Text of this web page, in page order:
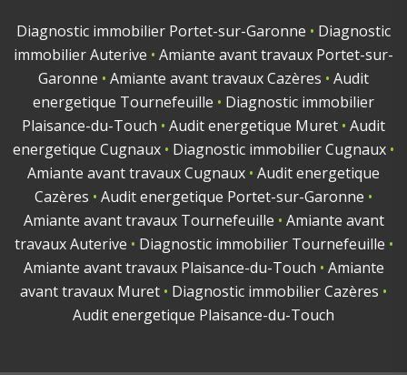
Diagnostic immobilier Portet-sur-Garonne • Diagnostic
immobilier Auterive • Amiante avant travaux Portet-sur-
Garonne • Amiante avant travaux Cazères • Audit
energetique Tournefeuille • Diagnostic immobilier
Plaisance-du-Touch • Audit energetique Muret • Audit
energetique Cugnaux • Diagnostic immobilier Cugnaux •
Amiante avant travaux Cugnaux • Audit energetique
Cazères • Audit energetique Portet-sur-Garonne •
Amiante avant travaux Tournefeuille • Amiante avant
travaux Auterive • Diagnostic immobilier Tournefeuille •
Amiante avant travaux Plaisance-du-Touch • Amiante
avant travaux Muret • Diagnostic immobilier Cazères •
Audit energetique Plaisance-du-Touch